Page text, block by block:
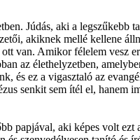
Júdás, aki a legszűkebb
akiknek mellé kellene
van. Amikor félelem vesz
az élethelyzetben,
és ez a vigasztaló az
senkit sem ítél el, hanem
papjával, aki képes volt ezt